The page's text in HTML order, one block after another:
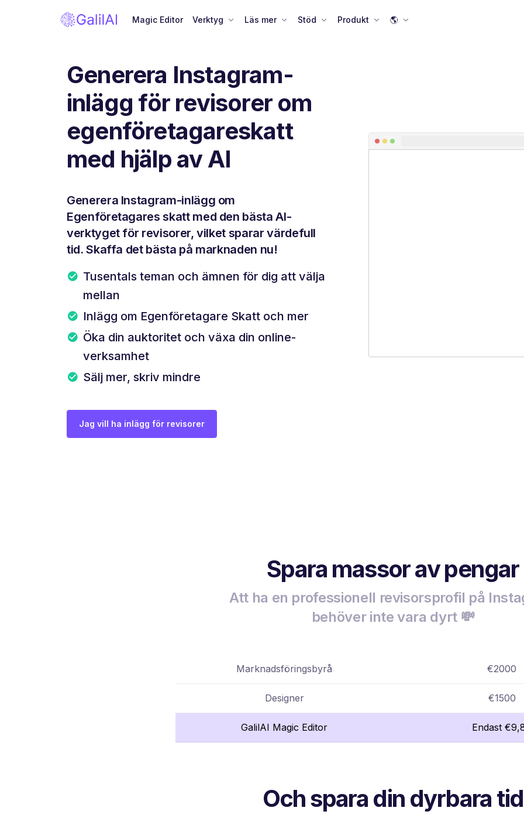
Magic Editor Verktyg Läs mer Stöd Produkt 🌎
Generera Instagram-
inlägg för revisorer om
egenföretagareskatt
med hjälp av AI
Generera Instagram-inlägg om
Egenföretagares skatt med den bästa AI-
verktyget för revisorer, vilket sparar värdefull
tid. Skaffa det bästa på marknaden nu!
Tusentals teman och ämnen för dig att välja
mellan
Inlägg om Egenföretagare Skatt och mer
Öka din auktoritet och växa din online-
verksamhet
Sälj mer, skriv mindre
Jag vill ha inlägg för revisorer
Spara massor av pengar
Att ha en professionell revisorsprofil på
behöver inte vara dyrt 💸
Marknadsföringsbyrå €2000
Designer €1500
GalilAI Magic Editor Endast
Och spara din dyrbara tid